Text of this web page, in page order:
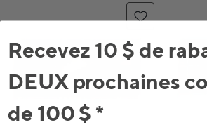
Recevez 10 $ de
DEUX prochaines
de 100 $ *